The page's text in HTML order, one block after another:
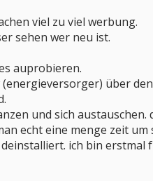
viel zu viel werbung.
sehen wer neu ist.
auprobieren.
über
und sich
echt eine menge zeit um
ich bin